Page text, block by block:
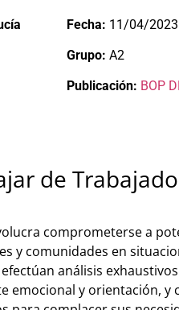
Fecha: 11/04/2023
Grupo: A2
Publicación: BOP
de
comprometerse a
y comunidades en
efectúan análisis
emocional y orientación, y